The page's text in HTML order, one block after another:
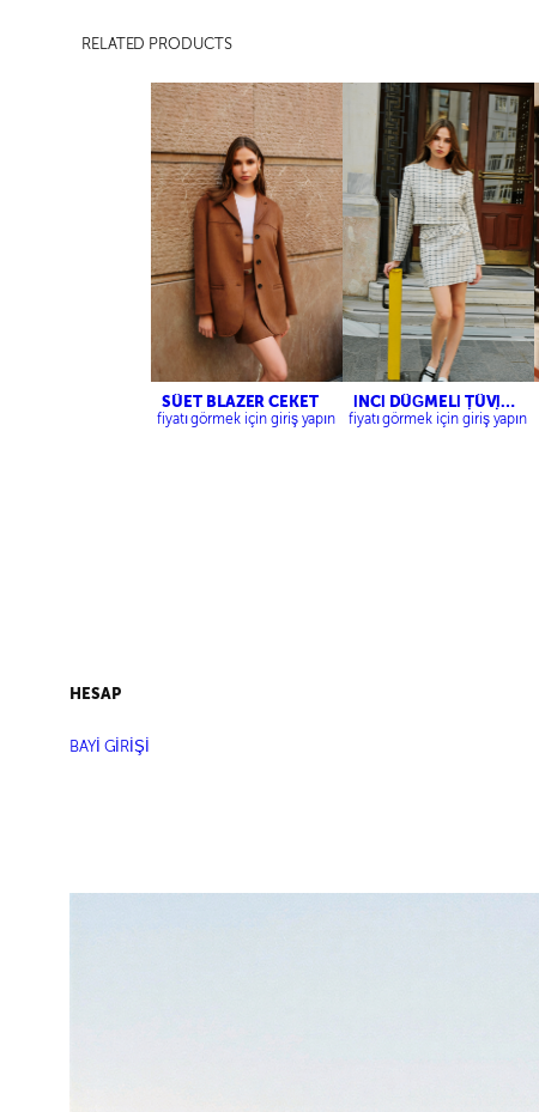
RELATED PRODUCTS
SÜET BLAZER CEKET
fiyatı görmek için giriş yapın
İNCİ DÜĞMELİ TÜVİT
CROP CEKET-İNCİ
DÜĞMELİ TÜVİT MİNİ
fiyatı görmek için giriş yapın
HESAP
BAYİ GİRİŞİ